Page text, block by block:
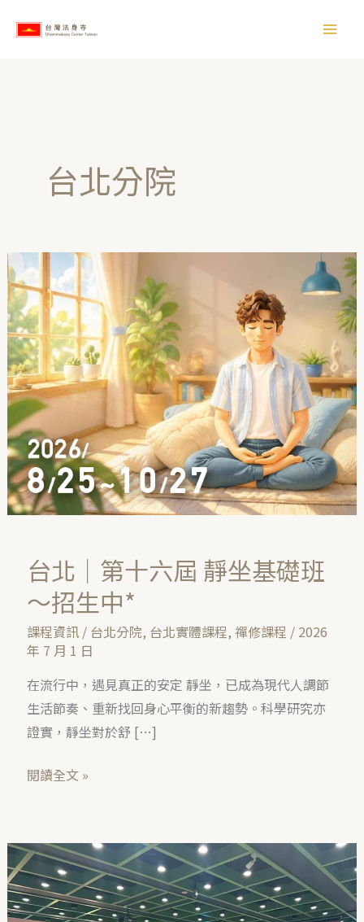
所
台北分院
台北｜第十六屆 靜坐基礎班
～招生中*
課程資訊/ 台北分院, 台北實體課程, 禪修課程 / 2026
年 7 月 1 日
在流行中，遇見真正的安定 靜坐，已成為現代人調節
生活節奏、重新找回身心平衡的新趨勢。科學研究亦
證實，靜坐對於舒 […]
台
北
｜
第
十
六
屆
靜
坐
基
礎
招
*
閱讀全文 »
三
乘
傳